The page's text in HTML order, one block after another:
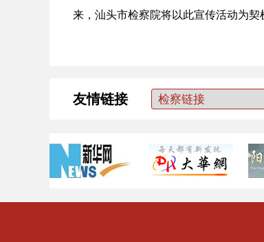
来，汕头市检察院将以此宣传活动为
友情链接